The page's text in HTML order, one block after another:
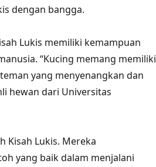
dengan bangga.
Lukis memiliki kemampuan
“Kucing memang memiliki
yang menyenangkan dan
hewan dari Universitas
Kisah Lukis. Mereka
yang baik dalam menjalani